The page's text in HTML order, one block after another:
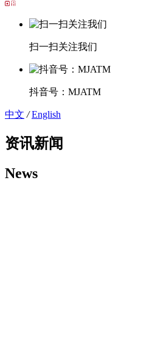
扫一扫关注我们
抖音号：MJATM
中文 / English
资讯新闻
News